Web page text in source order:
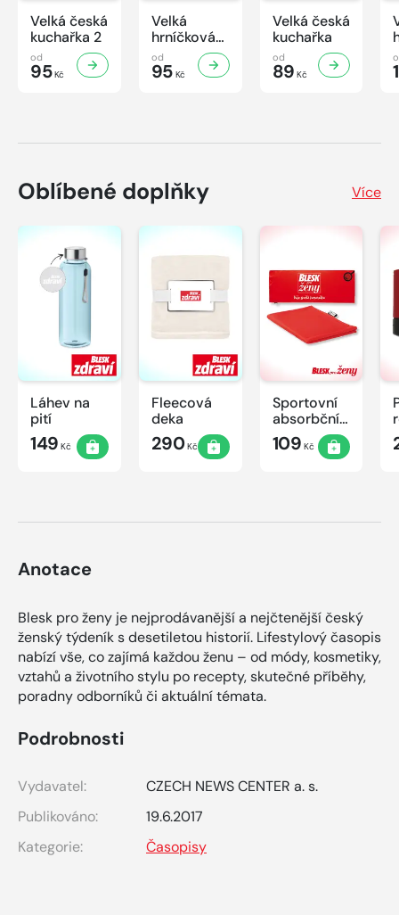
Velká česká
kuchařka 2
od
95Kč
Velká
hrníčková
kuchařka II
od
95Kč
Velká česká
kuchařka
od
89 Kč
Oblíbené doplňky Více
Láhev na
pití
149 Kč
Fleecová
deka
290Kč
Sportovní
absorbční
ručník
109 Kč
Anotace
Blesk pro ženy je nejprodávanější a nejčtenější český
ženský týdeník s desetiletou historií. Lifestylový časopis
nabízí vše, co zajímá každou ženu – od módy, kosmetiky,
vztahů a životního stylu po recepty, skutečné příběhy,
poradny odborníků či aktuální témata.
Podrobnosti
Vydavatel:
CZECH NEWS CENTER a. s.
Publikováno:
19.6.2017
Kategorie:
Časopisy